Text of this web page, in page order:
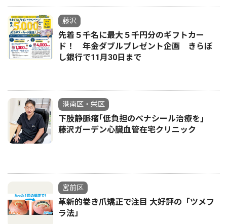
藤沢
先着５千名に最大５千円分のギフトカー
ド！ 年金ダブルプレゼント企画 きらぼ
し銀行で11月30日まで
港南区・栄区
下肢静脈瘤｢低負担のベナシール治療を｣
藤沢ガーデン心臓血管在宅クリニック
宮前区
革新的巻き爪矯正で注目 大好評の「ツメフ
ラ法」